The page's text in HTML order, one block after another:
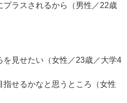
プラスされるから（男性／22歳
を見せたい（女性／23歳／大学4
指せるかなと思うところ（女性